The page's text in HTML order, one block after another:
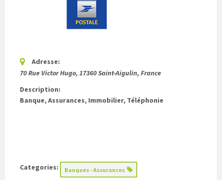
Adresse:
70 Rue Victor Hugo, 17360 Saint-Aigulin, France
Description:
Banque, Assurances, Immobilier, Téléphonie
Categories: Banques - Assurances